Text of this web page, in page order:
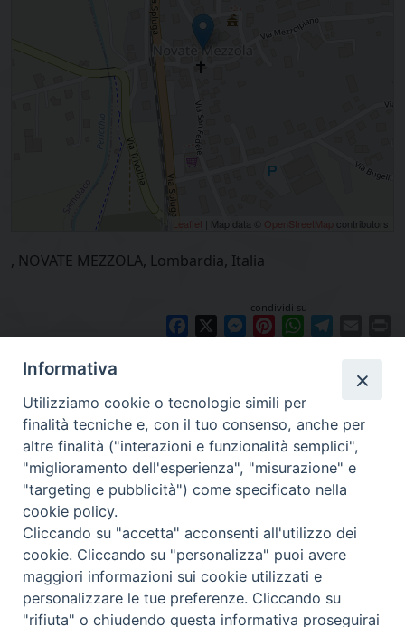
Leaflet | Map data © OpenStreetMap contributors
, NOVATE MEZZOLA, Lombardia, Italia
condividi su
Facebook Messenger
PinterestWhatsApp
Diocesi
di Como
Informativa
Utilizziamo cookie o tecnologie simili per
finalità tecniche e, con il tuo consenso, anche per
altre finalità ("interazioni e funzionalità semplici",
"miglioramento dell'esperienza", "misurazione" e
"targeting e pubblicità") come specificato nella
cookie policy.
Cliccando su "accetta" acconsenti all'utilizzo dei
cookie. Cliccando su "personalizza" puoi avere
maggiori informazioni sui cookie utilizzati e
personalizzare le tue preferenze. Cliccando su
"rifiuta" o chiudendo questa informativa proseguirai